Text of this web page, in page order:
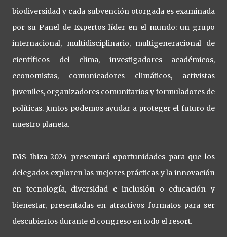
biodiversidad y cada subvención otorgada es examinada
por su Panel de Expertos líder en el mundo: un grupo
internacional, multidisciplinario, multigeneracional de
científicos del clima, investigadores académicos,
economistas, comunicadores climáticos, activistas
juveniles, organizadores comunitarios y formuladores de
políticas. Juntos podemos ayudar a proteger el futuro de
nuestro planeta.
IMS Ibiza 2024 presentará oportunidades para que los
delegados exploren las mejores prácticas y la innovación
en tecnología, diversidad e inclusión o educación y
bienestar, presentadas en atractivos formatos para ser
descubiertos durante el congreso en todo el resort.